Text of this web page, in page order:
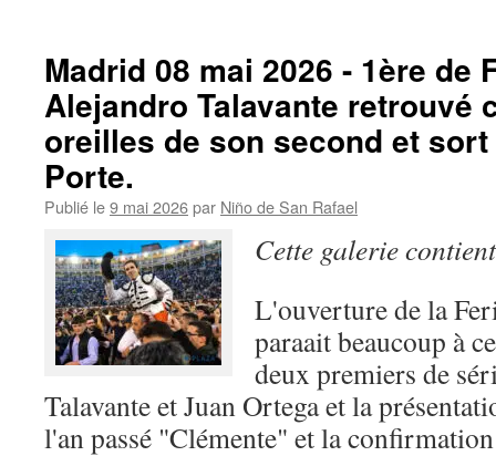
Madrid 08 mai 2026 - 1ère de
Alejandro Talavante retrouvé
oreilles de son second et
Porte.
Publié le9 mai 2026par Niño de San Rafael
Cette galerie
L'ouverture de la
paraait beaucoup à
deux premiers de
Talavante et Juan Ortega et la
l'an passé "Clémente" et la